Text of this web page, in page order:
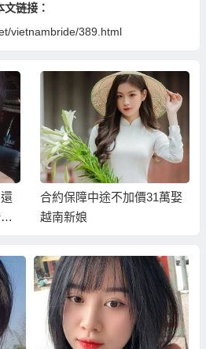
链接：
vietnambride/389.html
合約保障中途不加價31萬娶
越南新娘